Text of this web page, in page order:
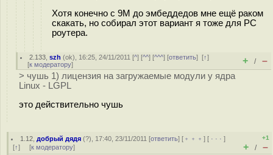
Хотя конечно с 9M до эмбеддедов мне ещё раком
скакать, но собирал этот вариант я тоже для PC
роутера.
2.133 ,szh (ok), 16:25, 24/11/2011 [^] [^^] [^^^] [ответить][↑]
[к модератору] + / –
> чушь 1) лицензия на загружаемые модули у ядра
Linux - LGPL
это действительно чушь
1.12 добрый дядя (?), 17:40, 23/11/2011 [ответить] [ ﹢﹢﹢] [ · · ·]
[↑] [к модератору]
+1
+ / –